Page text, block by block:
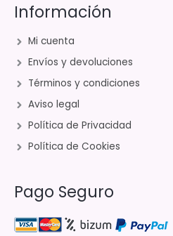
Información
Mi cuenta
Envíos y devoluciones
Términos y condiciones
Aviso legal
Política de Privacidad
Política de Cookies
Pago Seguro